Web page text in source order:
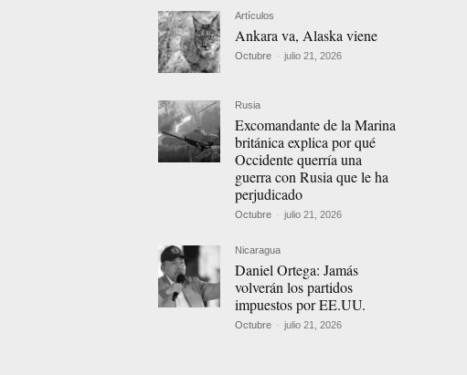
Artículos
Ankara va, Alaska viene
Octubre - julio 21, 2026
Rusia
Excomandante de la Marina
británica explica por qué
Occidente querría una
guerra con Rusia que le ha
perjudicado
Octubre - julio 21, 2026
Nicaragua
Daniel Ortega: Jamás
volverán los partidos
impuestos por EE.UU.
Octubre - julio 21, 2026